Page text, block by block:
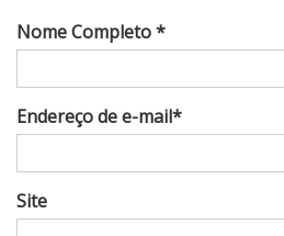
Nome Completo *
Endereço de e-mail*
Site